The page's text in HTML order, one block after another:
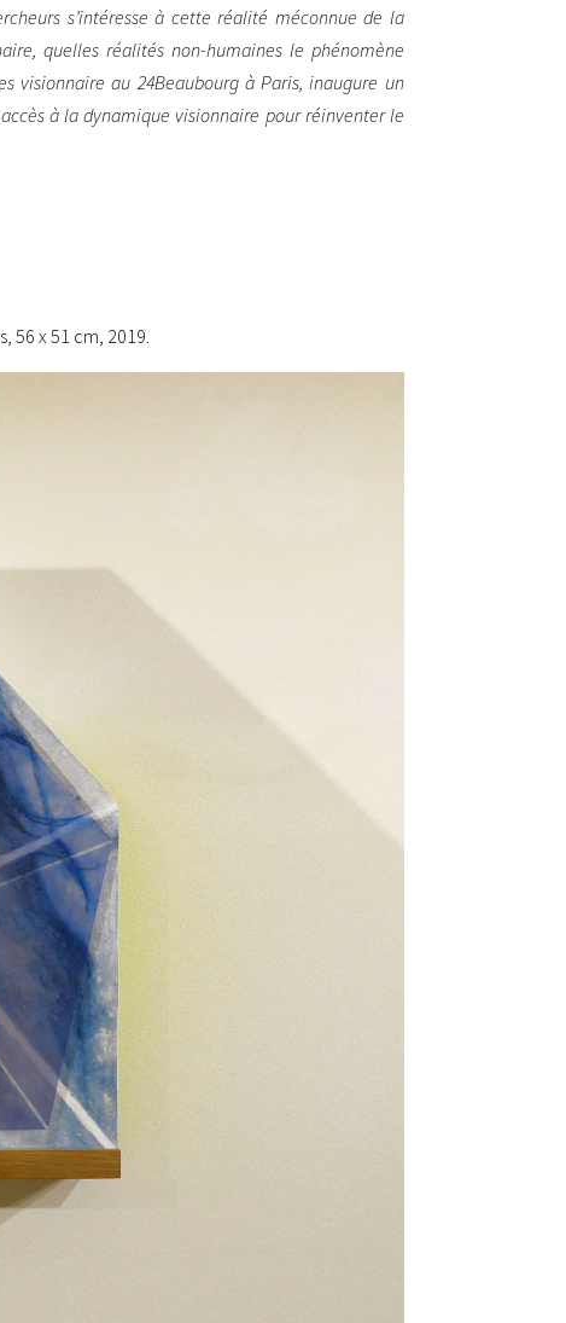
s’intéresse à cette réalité méconnue de la
quelles réalités non-humaines le phénomène
au 24Beaubourg à Paris, inaugure un
à la dynamique visionnaire pour réinventer le
56 x 51 cm, 2019.